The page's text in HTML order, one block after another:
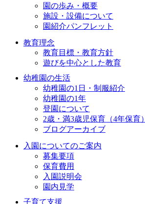
園の歩み・概要
施設・設備について
園紹介パンフレット
教育理念
教育目標・教育方針
遊びを中心とした教育
幼稚園の生活
幼稚園の1日・制服紹介
幼稚園の1年
登園について
2歳・満3歳児保育（4年保育）
ブログアーカイブ
入園についてのご案内
募集要項
保育費用
入園説明会
園内見学
子育て支援